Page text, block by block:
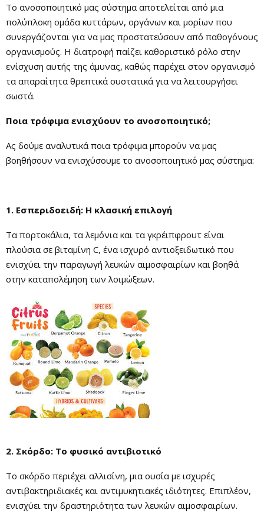
Το ανοσοποιητικό μας σύστημα αποτελείται από μια
πολύπλοκη ομάδα κυττάρων, οργάνων και μορίων που
συνεργάζονται για να μας προστατεύσουν από παθογόνους
οργανισμούς. Η διατροφή παίζει καθοριστικό ρόλο στην
ενίσχυση αυτής της άμυνας, καθώς παρέχει στον οργανισμό
τα απαραίτητα θρεπτικά συστατικά για να λειτουργήσει
σωστά.
Ποια τρόφιμα ενισχύουν το ανοσοποιητικό;
Ας δούμε αναλυτικά ποια τρόφιμα μπορούν να μας
βοηθήσουν να ενισχύσουμε το ανοσοποιητικό μας σύστημα:
1. Εσπεριδοειδή: Η κλασική επιλογή
Τα πορτοκάλια, τα λεμόνια και τα γκρέιπφρουτ είναι
πλούσια σε βιταμίνη C, ένα ισχυρό αντιοξειδωτικό που
ενισχύει την παραγωγή λευκών αιμοσφαιρίων και βοηθά
στην καταπολέμηση των λοιμώξεων.
2. Σκόρδο: Το φυσικό αντιβιοτικό
Το σκόρδο περιέχει αλλισίνη, μια ουσία με ισχυρές
αντιβακτηριδιακές και αντιμυκητιακές ιδιότητες. Επιπλέον,
ενισχύει την δραστηριότητα των λευκών αιμοσφαιρίων.